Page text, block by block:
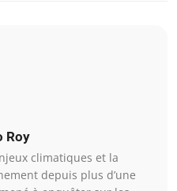
Roy
climatiques et la
depuis plus d’une